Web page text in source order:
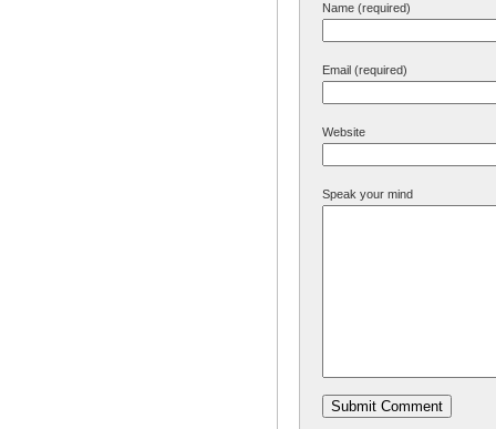
Name (required)
Email (required)
Website
Speak your mind